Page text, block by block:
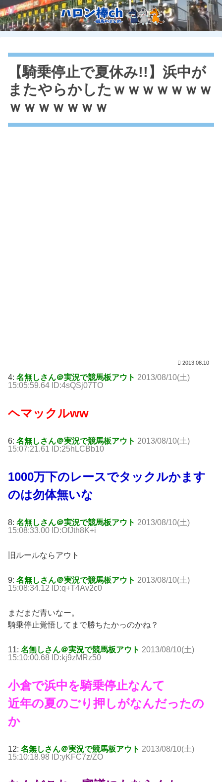
【騎乗停止で夏休み!!】浜中が
またやらかしたｗｗｗｗｗｗｗ
ｗｗｗｗｗｗｗ
2013.08.10
4: 名無しさん＠実況で競馬板アウト 2013/08/10(土)
15:05:59.64 ID:4sQSj07TO
ヘマックルww
6: 名無しさん＠実況で競馬板アウト 2013/08/10(土)
15:07:21.61 ID:25hLCBb10
1000万下のレースでタックルかます
のは勿体無いな
8: 名無しさん＠実況で競馬板アウト 2013/08/10(土)
15:08:33.00 ID:OfJth8K+i
旧ルールならアウト
9: 名無しさん＠実況で競馬板アウト 2013/08/10(土)
15:08:34.12 ID:q+T4Av2c0
まだまだ青いなー。
騎乗停止覚悟してまで勝ちたかっのかね？
11: 名無しさん＠実況で競馬板アウト 2013/08/10(土)
15:10:00.68 ID:kj9zMRz50
小倉で浜中を騎乗停止なんて
近年の夏のごり押しがなんだったの
か
12: 名無しさん＠実況で競馬板アウト 2013/08/10(土)
15:10:18.98 ID:yKFC7z/ZO